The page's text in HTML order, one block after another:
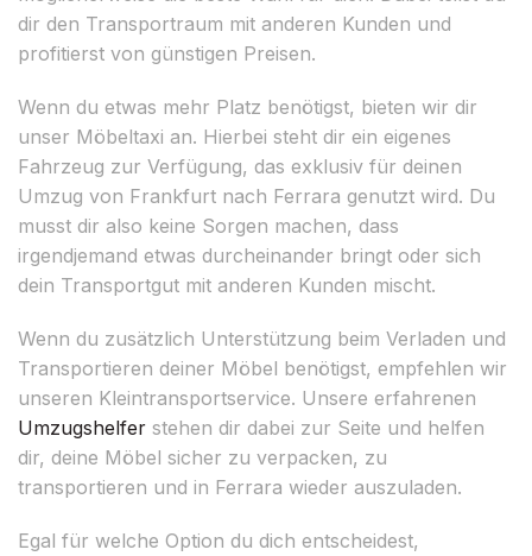
dir den Transportraum mit anderen Kunden und
profitierst von günstigen Preisen.
Wenn du etwas mehr Platz benötigst, bieten wir dir
unser Möbeltaxi an. Hierbei steht dir ein eigenes
Fahrzeug zur Verfügung, das exklusiv für deinen
Umzug von Frankfurt nach Ferrara genutzt wird. Du
musst dir also keine Sorgen machen, dass
irgendjemand etwas durcheinander bringt oder sich
dein Transportgut mit anderen Kunden mischt.
Wenn du zusätzlich Unterstützung beim Verladen und
Transportieren deiner Möbel benötigst, empfehlen wir
unseren Kleintransportservice. Unsere erfahrenen
Umzugshelfer stehen dir dabei zur Seite und helfen
dir, deine Möbel sicher zu verpacken, zu
transportieren und in Ferrara wieder auszuladen.
Egal für welche Option du dich entscheidest,